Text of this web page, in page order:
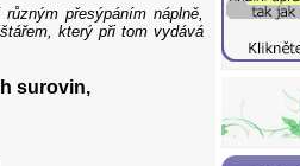
přesýpáním náplně,
který při tom vydává
surovin,